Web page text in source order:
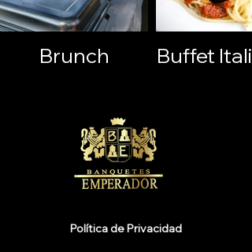
Brunch Buffet
Política de Privacidad